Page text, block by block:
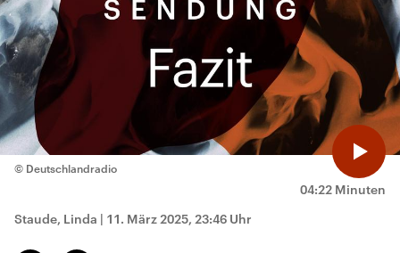
04:22 Minuten
© Deutschlandradio
Staude, Linda | 11. März 2025, 23:46 Uhr